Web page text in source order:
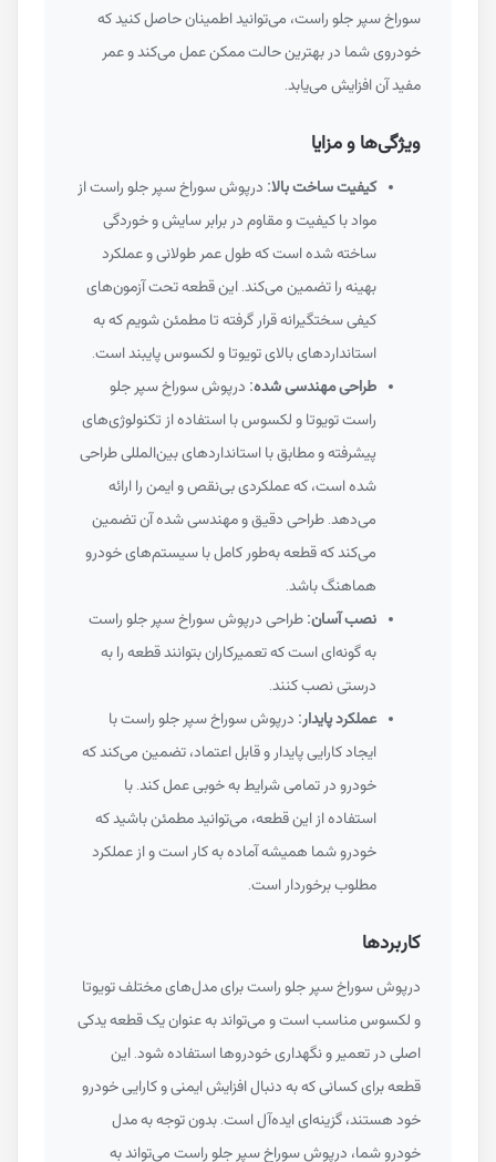
سوراخ سپر جلو راست، می‌توانید اطمینان حاصل کنید که
خودروی شما در بهترین حالت ممکن عمل می‌کند و عمر
مفید آن افزایش می‌یابد.
ویژگی‌ها و مزایا
کیفیت ساخت بالا:درپوش سوراخ سپر جلو راست از
مواد با کیفیت و مقاوم در برابر سایش و خوردگی
ساخته شده است که طول عمر طولانی و عملکرد
بهینه را تضمین می‌کند. این قطعه تحت آزمون‌های
کیفی سختگیرانه قرار گرفته تا مطمئن شویم که به
استانداردهای بالای تویوتا و لکسوس پایبند است.
طراحی مهندسی شده:درپوش سوراخ سپر جلو
راست تویوتا و لکسوس با استفاده از تکنولوژی‌های
پیشرفته و مطابق با استانداردهای بین‌المللی طراحی
شده است، که عملکردی بی‌نقص و ایمن را ارائه
می‌دهد. طراحی دقیق و مهندسی شده آن تضمین
می‌کند که قطعه به‌طور کامل با سیستم‌های خودرو
هماهنگ باشد.
نصب آسان:طراحی درپوش سوراخ سپر جلو راست
به گونه‌ای است که تعمیرکاران بتوانند قطعه را به
درستی نصب کنند.
عملکرد پایدار:درپوش سوراخ سپر جلو راست با
ایجاد کارایی پایدار و قابل اعتماد، تضمین می‌کند که
خودرو در تمامی شرایط به خوبی عمل کند. با
استفاده از این قطعه، می‌توانید مطمئن باشید که
خودرو شما همیشه آماده به کار است و از عملکرد
مطلوب برخوردار است.
کاربردها
درپوش سوراخ سپر جلو راست برای مدل‌های مختلف تویوتا
و لکسوس مناسب است و می‌تواند به عنوان یک قطعه یدکی
اصلی در تعمیر و نگهداری خودروها استفاده شود. این
قطعه برای کسانی که به دنبال افزایش ایمنی و کارایی خودرو
خود هستند، گزینه‌ای ایده‌آل است. بدون توجه به مدل
خودرو شما، درپوش سوراخ سپر جلو راست می‌تواند به